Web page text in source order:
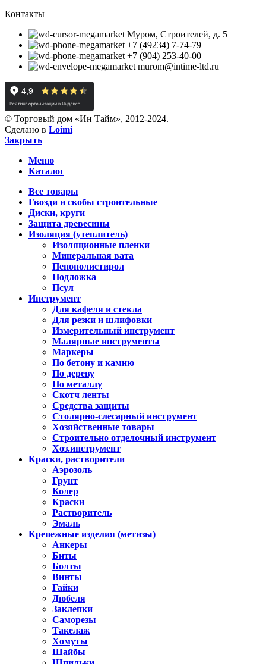
Контакты
Муром, Строителей, д. 5
+7 (49234) 7-74-79
+7 (904) 253-40-00
murom@intime-ltd.ru
© Торговый дом «Ин Тайм», 2012-2024.
Сделано в Loimi
Закрыть
Меню
Каталог
Все товары
Гвозди и скобы строительные
Диски, круги
Защита древесины
Изоляция (утеплитель)
Изоляционные пленки
Минеральная вата
Пенополистирол
Подложка
Псул
Инструмент
Для кафеля и стекла
Для резки и шлифовки
Измерительный инструмент
Малярные инструменты
Маркеры
По бетону и камню
По дереву
По металлу
Скотч ленты
Средства защиты
Столярно-слесарный инструмент
Хозяйственные товары
Строительно отделочный инструмент
Хоз.инструмент
Краски, растворители
Аэрозоль
Грунт
Колер
Краски
Растворитель
Эмаль
Крепежные изделия (метизы)
Анкеры
Биты
Болты
Винты
Гайки
Дюбеля
Заклепки
Саморезы
Такелаж
Хомуты
Шайбы